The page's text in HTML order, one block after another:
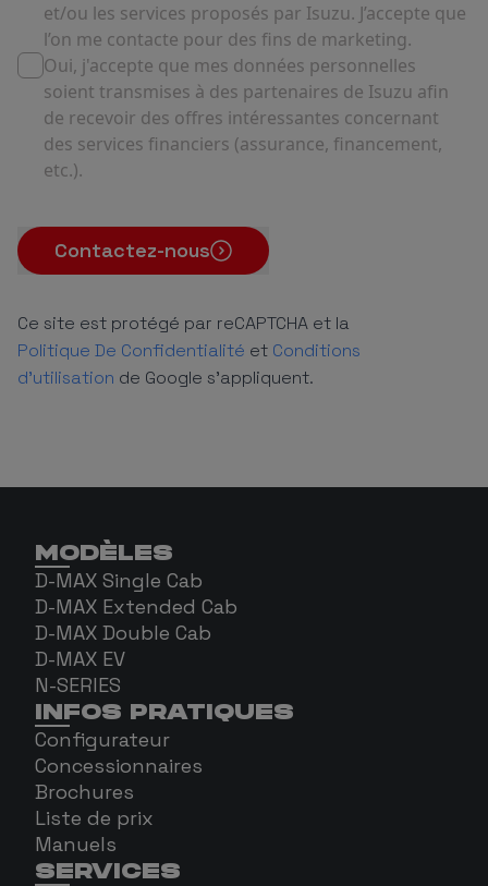
et/ou les services proposés par Isuzu. J’accepte que
l’on me contacte pour des fins de marketing.
Oui, j'accepte que mes données personnelles
soient transmises à des partenaires de Isuzu afin
de recevoir des offres intéressantes concernant
des services financiers (assurance, financement,
etc.).
Contactez-nous
Ce site est protégé par reCAPTCHA et la
Politique De Confidentialité et Conditions
d'utilisation de Google s'appliquent.
MODÈLES
D-MAX Single Cab
D-MAX Extended Cab
D-MAX Double Cab
D-MAX EV
N-SERIES
INFOS PRATIQUES
Configurateur
Concessionnaires
Brochures
Liste de prix
Manuels
SERVICES